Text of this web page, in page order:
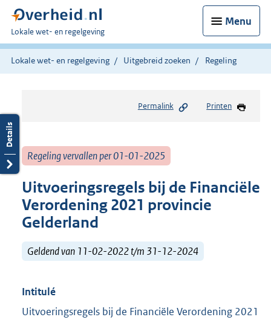
Menu
U
bent
hier:
Lokale wet- en regelgeving
Lokale wet- en regelgeving Uitgebreid zoeken Regeling
Permalink Printen
Regeling vervallen per 01-01-2025
Uitvoeringsregels bij de Financiële
Verordening 2021 provincie
Gelderland
Geldend van 11-02-2022 t/m 31-12-2024
Intitulé
Uitvoeringsregels bij de Financiële Verordening 2021